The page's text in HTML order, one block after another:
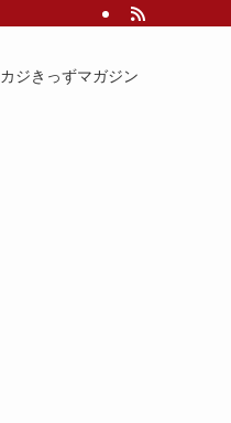
カジきっずマガジン